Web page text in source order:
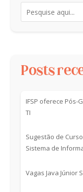
Posts
IFSP oferece Pós-
TI
Sugestão de
Sistema de
Vagas Java Júnior